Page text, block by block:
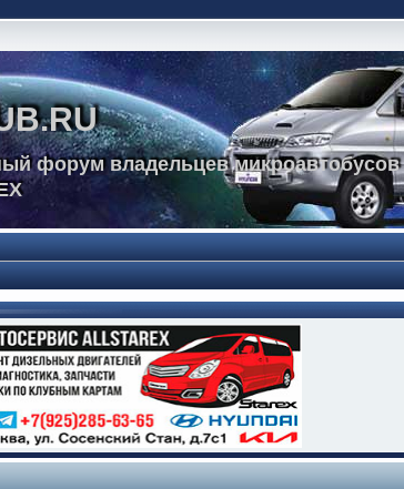
форум владельцев микроавтобусов